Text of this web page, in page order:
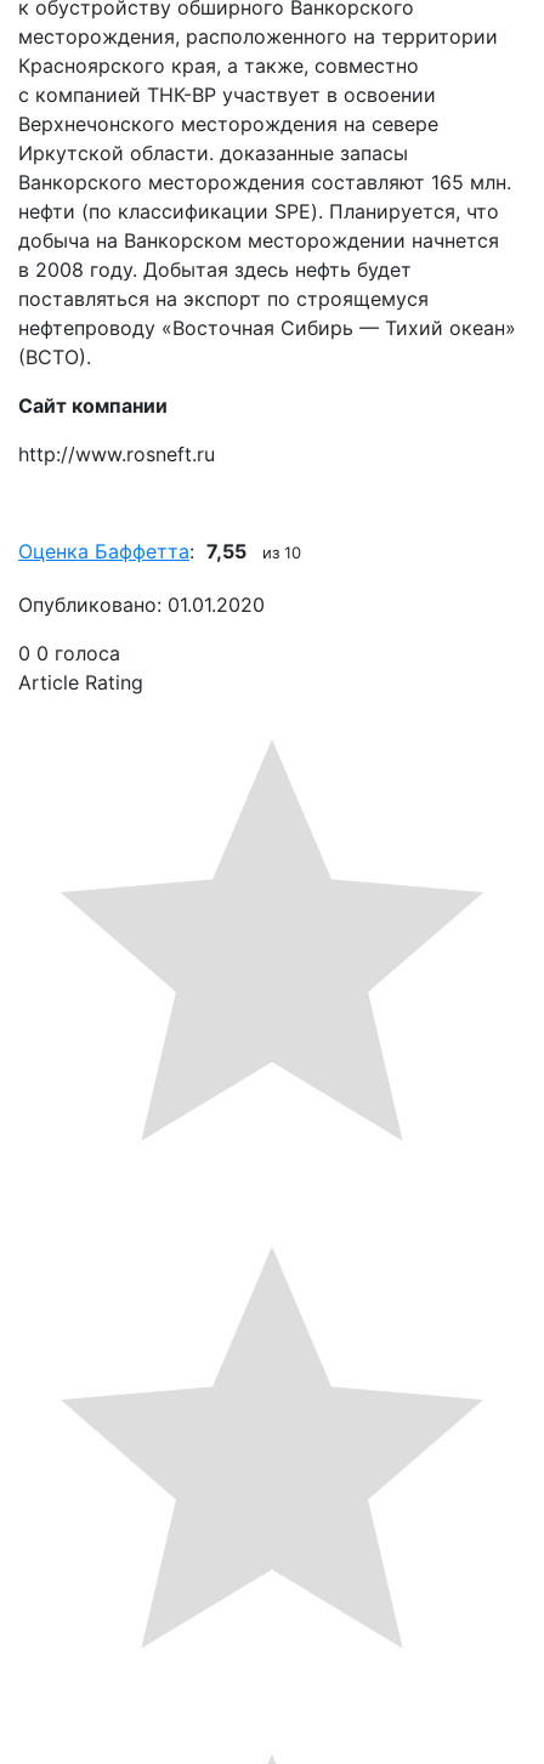
к обустройству обширного Ванкорского
месторождения, расположенного на территории
Красноярского края, а также, совместно
с компанией TНК-BP участвует в освоении
Верхнечонского месторождения на севере
Иркутской области. доказанные запасы
Ванкорского месторождения составляют 165 млн.
нефти (по классификации SPE). Планируется, что
добыча на Ванкорском месторождении начнется
в 2008 году. Добытая здесь нефть будет
поставляться на экспорт по строящемуся
нефтепроводу «Восточная Сибирь — Тихий океан»
(ВСТО).
Сайт компании
http://www.rosneft.ru
Оценка Баффетта: 7,55 из 10
Опубликовано: 01.01.2020
0 0 голоса
Article Rating